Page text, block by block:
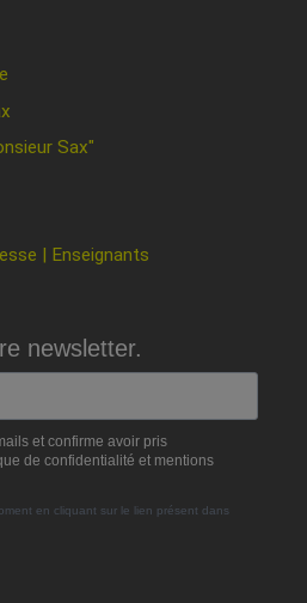
Sax"
| Enseignants
newsletter.
et confirme avoir pris
de confidentialité et mentions
en cliquant sur le lien présent dans